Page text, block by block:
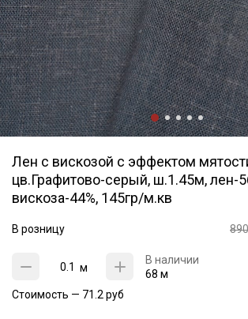
Лен с вискозой с эффектом
цв.Графитово-серый, ш.1.45м, лен-
вискоза-44%, 145гр/м.кв
В розницу
м
В наличии
68 м
Стоимость — 71.2 руб